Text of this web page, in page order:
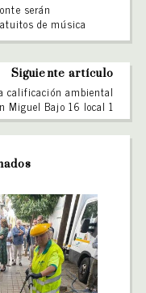
serán
de música
Siguiente artículo
calificación ambiental
Miguel Bajo 16 local 1